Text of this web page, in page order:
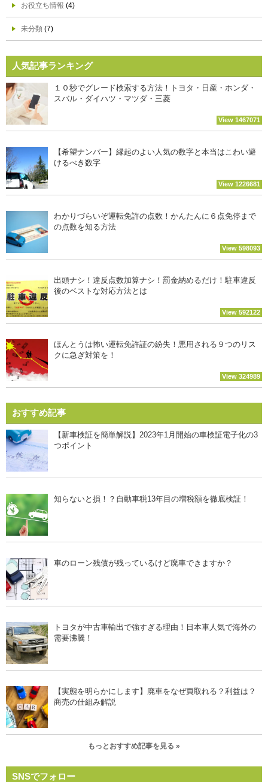
お役立ち情報 (4)
未分類 (7)
人気記事ランキング
１０秒でグレード検索する方法！トヨタ・日産・ホンダ・
スバル・ダイハツ・マツダ・三菱
View 1467071
【希望ナンバー】縁起のよい人気の数字と本当はこわい避
けるべき数字
View 1226681
わかりづらいぞ運転免許の点数！かんたんに６点免停まで
の点数を知る方法
View 598093
出頭ナシ！違反点数加算ナシ！罰金納めるだけ！駐車違反
後のベストな対応方法とは
View 592122
ほんとうは怖い運転免許証の紛失！悪用される９つのリス
クに急ぎ対策を！
View 324989
おすすめ記事
【新車検証を簡単解説】2023年1月開始の車検証電子化の3
つポイント
知らないと損！？自動車税13年目の増税額を徹底検証！
車のローン残債が残っているけど廃車できますか？
トヨタが中古車輸出で強すぎる理由！日本車人気で海外の
需要沸騰！
【実態を明らかにします】廃車をなぜ買取れる？利益は？
商売の仕組み解説
もっとおすすめ記事を見る »
SNSでフォロー